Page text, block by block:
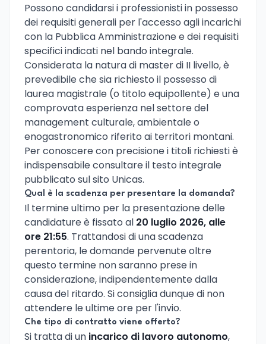
Possono candidarsi i professionisti in possesso
dei requisiti generali per l'accesso agli incarichi
con la Pubblica Amministrazione e dei requisiti
specifici indicati nel bando integrale.
Considerata la natura di master di II livello, è
prevedibile che sia richiesto il possesso di
laurea magistrale (o titolo equipollente) e una
comprovata esperienza nel settore del
management culturale, ambientale o
enogastronomico riferito ai territori montani.
Per conoscere con precisione i titoli richiesti è
indispensabile consultare il testo integrale
pubblicato sul sito Unicas.
Qual è la scadenza per presentare la domanda?
Il termine ultimo per la presentazione delle
candidature è fissato al 20 luglio 2026, alle
ore 21:55. Trattandosi di una scadenza
perentoria, le domande pervenute oltre
questo termine non saranno prese in
considerazione, indipendentemente dalla
causa del ritardo. Si consiglia dunque di non
attendere le ultime ore per l'invio.
Che tipo di contratto viene offerto?
Si tratta di un incarico di lavoro autonomo,